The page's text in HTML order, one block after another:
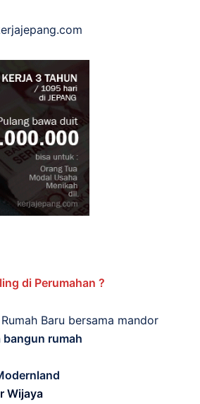
di Perumahan ?
Baru bersama mandor
bangun rumah
Wijaya